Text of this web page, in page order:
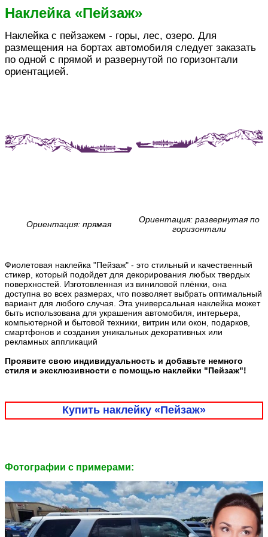
Наклейка «Пейзаж»
Наклейка с пейзажем - горы, лес, озеро. Для
размещения на бортах автомобиля следует заказать
по одной с прямой и развернутой по горизонтали
ориентацией.
Ориентация: прямая
Ориентация: развернутая по
горизонтали
Фиолетовая наклейка "Пейзаж" - это стильный и качественный
стикер, который подойдет для декорирования любых твердых
поверхностей. Изготовленная из виниловой плёнки, она
доступна во всех размерах, что позволяет выбрать оптимальный
вариант для любого случая. Эта универсальная наклейка может
быть использована для украшения автомобиля, интерьера,
компьютерной и бытовой техники, витрин или окон, подарков,
смартфонов и создания уникальных декоративных или
рекламных аппликаций
Проявите свою индивидуальность и добавьте немного
стиля и эксклюзивности с помощью наклейки "Пейзаж"!
Купить наклейку «Пейзаж»
Фотографии c примерами: